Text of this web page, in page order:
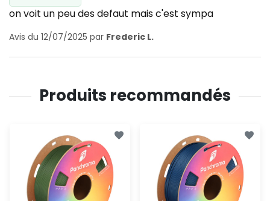
on voit un peu des defaut mais c'est sympa
Avis du 12/07/2025 par Frederic L.
Produits recommandés